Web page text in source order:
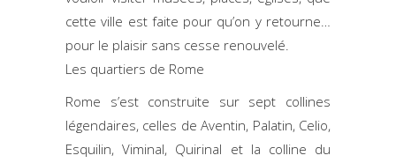
cette ville est faite pour qu’on y retourne…
pour le plaisir sans cesse renouvelé.
Les quartiers de Rome
Rome s’est construite sur sept collines
légendaires, celles de Aventin, Palatin, Celio,
Esquilin, Viminal, Quirinal et la colline du